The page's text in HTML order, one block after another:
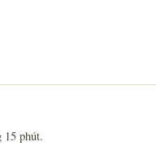
15 phút.